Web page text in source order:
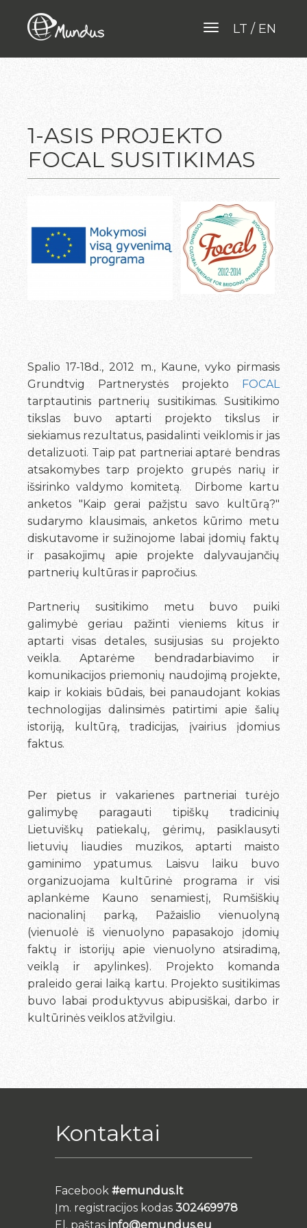
LT EN
Toggle navigation
1-ASIS PROJEKTO
FOCAL SUSITIKIMAS
Spalio 17-18d., 2012 m., Kaune, vyko pirmasis
Grundtvig Partnerystės projekto FOCAL
tarptautinis partnerių susitikimas. Susitikimo
tikslas buvo aptarti projekto tikslus ir
siekiamus rezultatus, pasidalinti veiklomis ir jas
detalizuoti. Taip pat partneriai aptarė bendras
atsakomybes tarp projekto grupės narių ir
išsirinko valdymo komitetą. Dirbome kartu
anketos "Kaip gerai pažįstu savo kultūrą?"
sudarymo klausimais, anketos kūrimo metu
diskutavome ir sužinojome labai įdomių faktų
ir pasakojimų apie projekte dalyvaujančių
partnerių kultūras ir papročius.
Partnerių susitikimo metu buvo puiki
galimybė geriau pažinti vieniems kitus ir
aptarti visas detales, susijusias su projekto
veikla. Aptarėme bendradarbiavimo ir
komunikacijos priemonių naudojimą projekte,
kaip ir kokiais būdais, bei panaudojant kokias
technologijas dalinsimės patirtimi apie šalių
istoriją, kultūrą, tradicijas, įvairius įdomius
faktus.
Per pietus ir vakarienes partneriai turėjo
galimybę paragauti tipiškų tradicinių
Lietuviškų patiekalų, gėrimų, pasiklausyti
lietuvių liaudies muzikos, aptarti maisto
gaminimo ypatumus. Laisvu laiku buvo
organizuojama kultūrinė programa ir visi
aplankėme Kauno senamiestį, Rumšiškių
nacionalinį parką, Pažaislio vienuolyną
(vienuolė iš vienuolyno papasakojo įdomių
faktų ir istorijų apie vienuolyno atsiradimą,
veiklą ir apylinkes). Projekto komanda
praleido gerai laiką kartu. Projekto susitikimas
buvo labai produktyvus abipusiškai, darbo ir
kultūrinės veiklos atžvilgiu.
Kontaktai
Facebook #emundus.lt
Įm. registracijos kodas 302469978
El. paštas info@emundus.eu